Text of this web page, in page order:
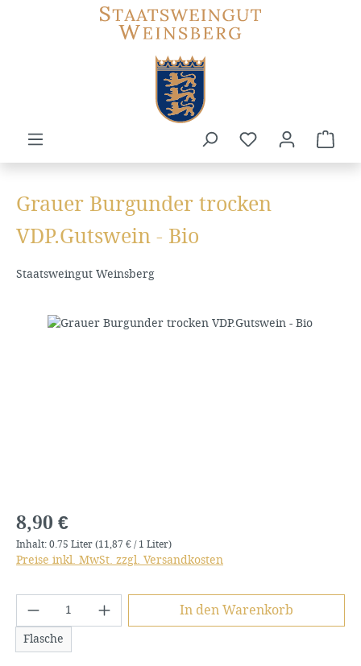
Zum Hauptinhalt springen
Du hast 0
Grauer Burgunder trocken
VDP.Gutswein - Bio
Staatsweingut Weinsberg
Bildergalerie überspringen
Regulärer Preis:
8,90 €
Inhalt: 0.75 Liter (11,87 € / 1 Liter)
Preise inkl. MwSt. zzgl. Versandkosten
Produkt Anzahl: Gib den
Flasche
In den Warenkorb